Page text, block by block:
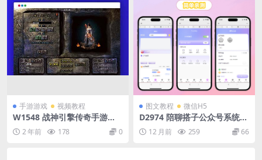
手游游戏 视频教程
W1548 战神引擎传奇手游
【全新决战沙城三职业-白猪3.
1】最新整理Win系服务端+安
2 年前 178 0
图文教程 微信H5
D2974 陪聊搭子公众号系统源
码 12 月前 259 66